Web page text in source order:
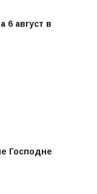
6 август в
Господне